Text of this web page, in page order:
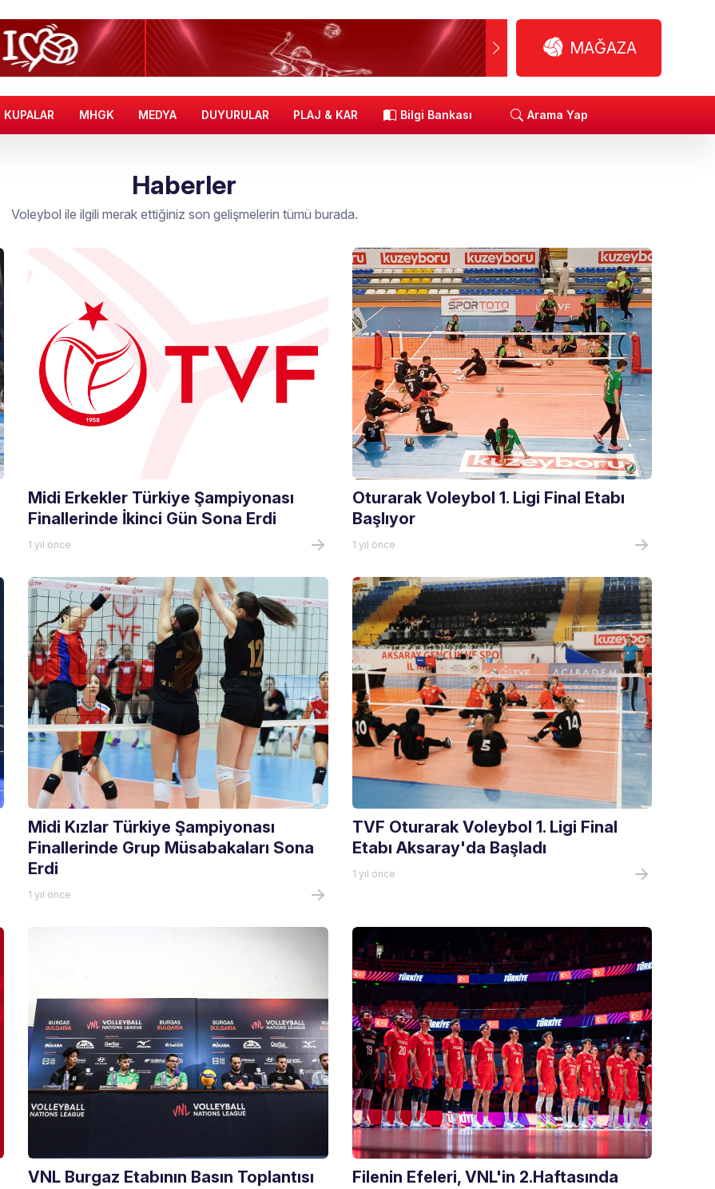
MAĞAZA
KUPALAR MHGK MEDYA DUYURULAR PLAJ & KAR Bilgi Bankası Arama Yap
Haberler
Voleybol ile ilgili merak ettiğiniz son gelişmelerin tümü burada.
Midi Erkekler Türkiye Şampiyonası
Finallerinde İkinci Gün Sona Erdi
1 yıl önce
Oturarak Voleybol 1. Ligi Final Etabı
Başlıyor
1 yıl önce
Midi Kızlar Türkiye Şampiyonası
Finallerinde Grup Müsabakaları Sona
Erdi
1 yıl önce
TVF Oturarak Voleybol 1. Ligi Final
Etabı Aksaray'da Başladı
1 yıl önce
VNL Burgaz Etabının Basın Toplantısı
Filenin Efeleri, VNL'in 2.Haftasında